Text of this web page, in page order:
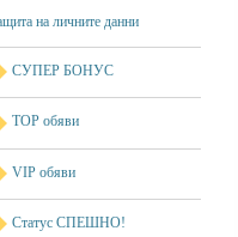
на личните данни
СУПЕР БОНУС
TOP обяви
VIP обяви
Статус СПЕШНО!